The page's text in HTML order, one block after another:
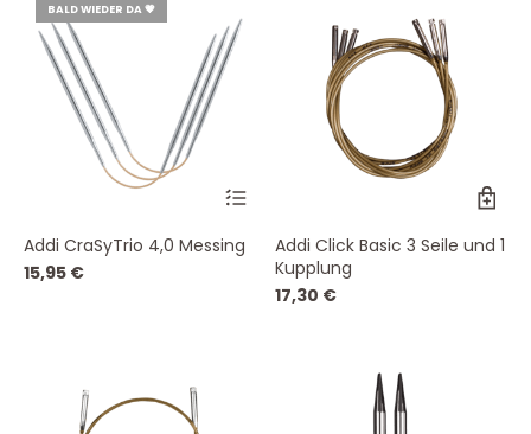
BALD WIEDER DA 💗
Addi CraSyTrio 4,0 Messing
15,95 €
Addi Click Basic 3 Seile und 1
Kupplung
17,30 €